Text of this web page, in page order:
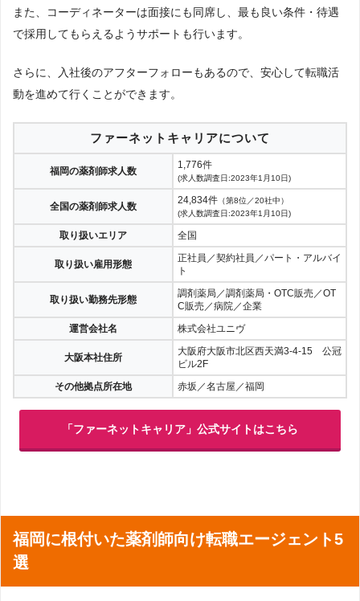
また、コーディネーターは面接にも同席し、最も良い条件・待遇
で採用してもらえるようサポートも行います。
さらに、入社後のアフターフォローもあるので、安心して転職活
動を進めて行くことができます。
ファーネットキャリアについて
福岡の薬剤師求人数
1,776件
(求人数調査日:2023年1月10日)
全国の薬剤師求人数
24,834件 （第8位／20社中）
(求人数調査日:2023年1月10日)
取り扱いエリア 全国
取り扱い雇用形態
正社員／契約社員／パート・アルバイ
ト
取り扱い勤務先形態
調剤薬局／調剤薬局・OTC販売／OT
C販売／病院／企業
運営会社名
株式会社ユニヴ
大阪本社住所
大阪府大阪市北区西天満3-4-15 公冠
ビル2F
その他拠点所在地
赤坂／名古屋／福岡
「ファーネットキャリア」公式サイトはこちら
福岡に根付いた薬剤師向け転職エージェント5
選